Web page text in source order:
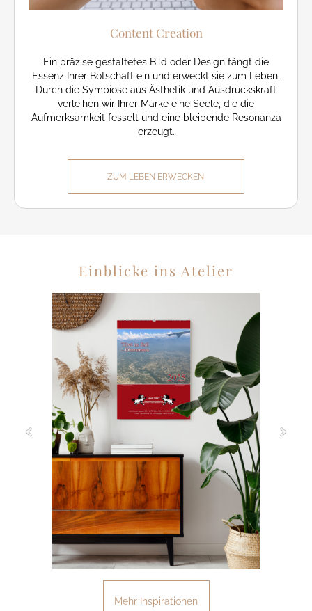
Content Creation
Ein präzise gestaltetes Bild oder Design fängt die
Essenz Ihrer Botschaft ein und erweckt sie zum Leben.
Durch die Symbiose aus Ästhetik und Ausdruckskraft
verleihen wir Ihrer Marke eine Seele, die die
Aufmerksamkeit fesselt und eine bleibende Resonanza
erzeugt.
ZUM LEBEN ERWECKEN
Einblicke ins Atelier
Mehr Inspirationen